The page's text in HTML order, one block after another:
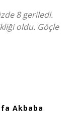
8 geriledi.
oldu. Göçle
Akbaba